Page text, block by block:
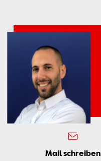
Mail schreiben